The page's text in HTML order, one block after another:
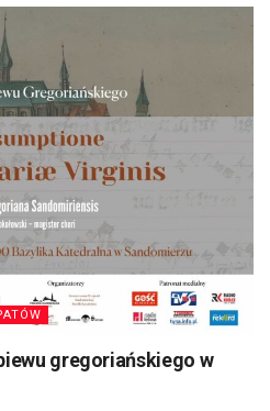
gregoriańskiego w